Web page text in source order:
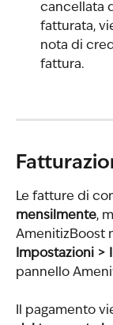
cancellata
fatturata,
nota di
fattura.
Le fatture di
mensilmente,
AmenitizBoost
Impostazioni >
pannello
Il pagamento